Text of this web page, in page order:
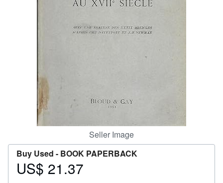
Seller Image
Buy Used - BOOK PAPERBACK
Price
US$ 21.37